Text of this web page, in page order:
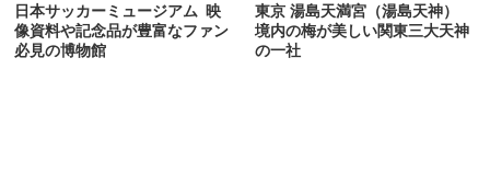
日本サッカーミュージアム 映
像資料や記念品が豊富なファン
必見の博物館
東京 湯島天満宮（湯島天神）
境内の梅が美しい関東三大天神
の一社